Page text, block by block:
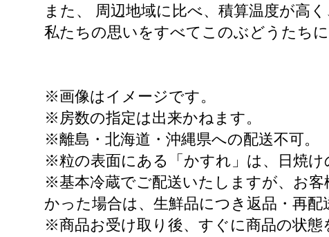
また、 周辺地域に比べ、積算温度が高
私たちの思いをすべてこのぶどうたち
※画像はイメージです。
※房数の指定は出来かねます。
※離島・北海道・沖縄県への配送不可。
※粒の表面にある「かすれ」は、日焼
※基本冷蔵でご配送いたしますが、お
かった場合は、生鮮品につき返品・再
※商品お受け取り後、すぐに商品の状態